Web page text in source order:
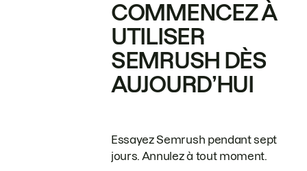
COMMENCEZ À
UTILISER
SEMRUSH DÈS
AUJOURD’HUI
Essayez Semrush pendant sept
jours. Annulez à tout moment.